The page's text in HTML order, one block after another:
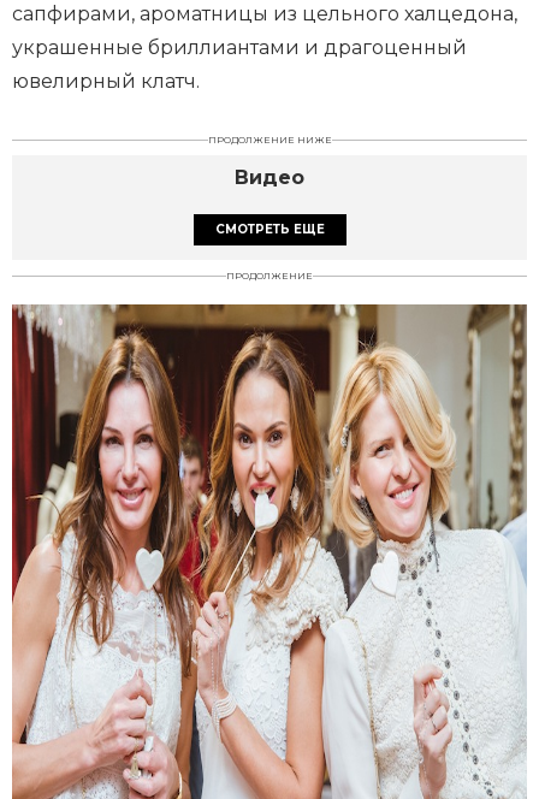
сапфирами, ароматницы из цельного халцедона,
украшенные бриллиантами и драгоценный
ювелирный клатч.
ПРОДОЛЖЕНИЕ НИЖЕ
Видео
СМОТРЕТЬ ЕЩЕ
ПРОДОЛЖЕНИЕ